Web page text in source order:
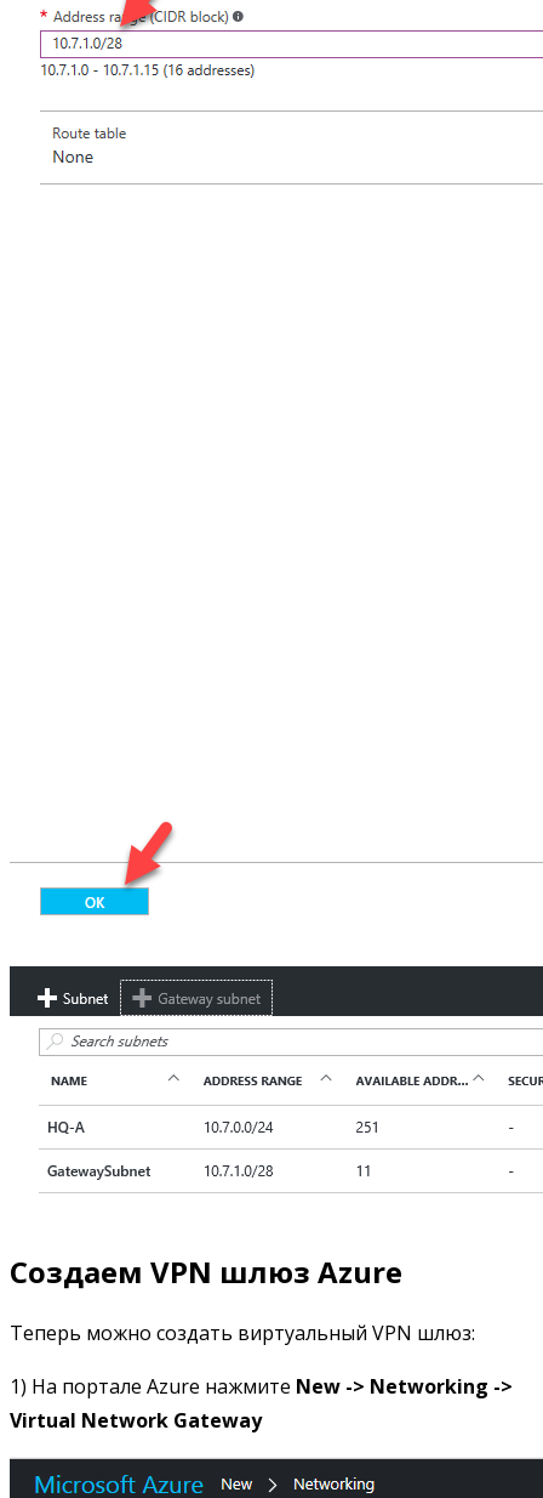
Создаем VPN шлюз Azure
Теперь можно создать виртуальный VPN шлюз:
1) На портале Azure нажмите New -> Networking ->
Virtual Network Gateway